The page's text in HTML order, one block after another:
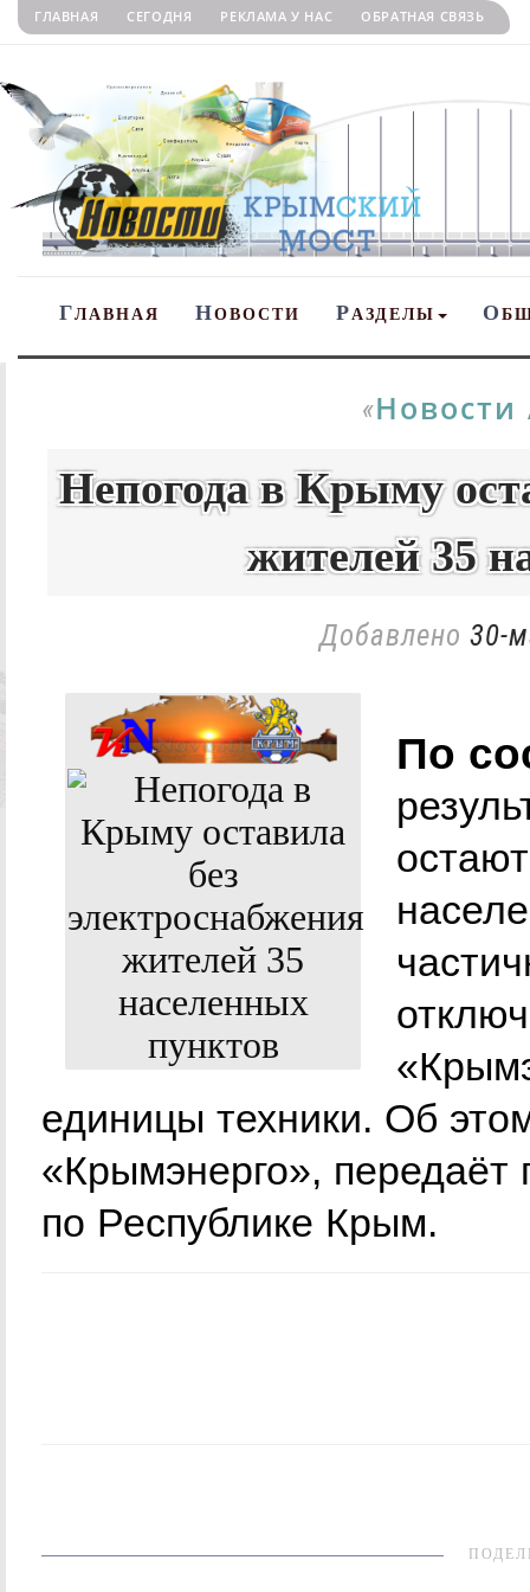
ГЛАВНАЯ СЕГОДНЯ РЕКЛАМА У НАС ОБРАТНАЯ СВЯЗЬ
ГЛАВНАЯ НОВОСТИ РАЗДЕЛЫ О
«Новости
Непогода в Крыму
жителей 35
Добавлено 30-
По
единицы техники. Об
«Крымэнерго»,
по Республике Крым.